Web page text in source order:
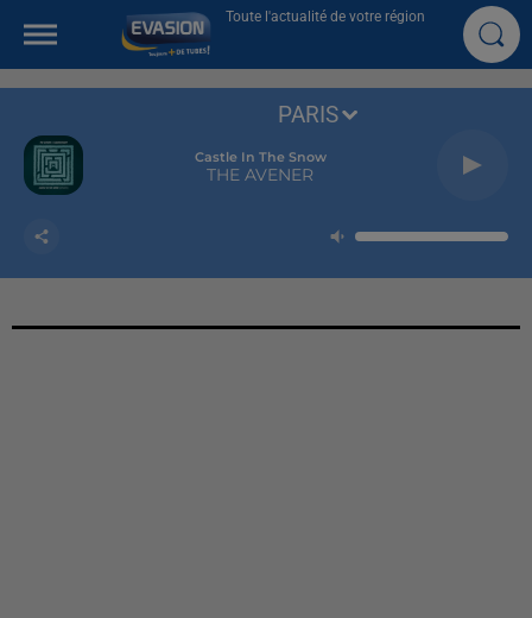
Toute l'actualité de votre région
Castle In The Snow
THE AVENER
PARIS